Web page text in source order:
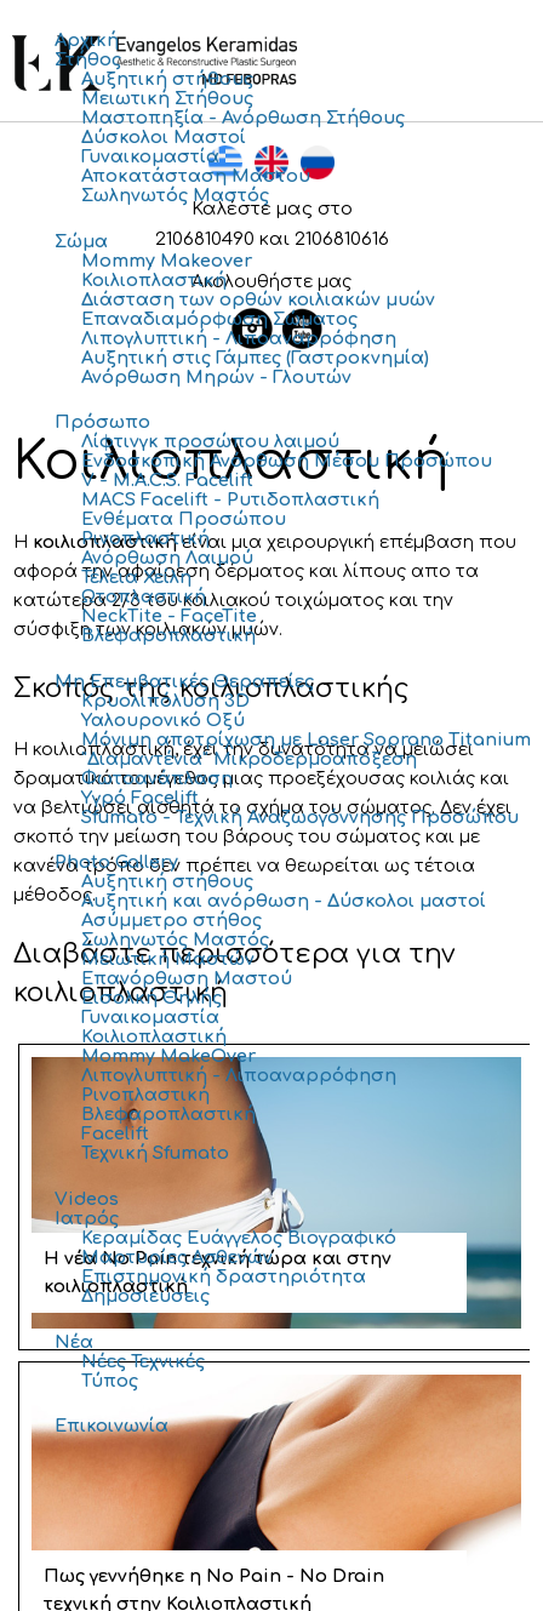
Αρχική
Στήθος
Αυξητική στήθους
Μειωτική Στήθους
Μαστοπηξία - Ανόρθωση Στήθους
Δύσκολοι Μαστοί
Γυναικομαστία
Αποκατάσταση Μαστού
Σωληνωτός Μαστός
Σώμα
Mommy Makeover
Κοιλιοπλαστική
Διάσταση των ορθών κοιλιακών μυών
Επαναδιαμόρφωση Σώματος
Λιπογλυπτική - Λιποαναρρόφηση
Αυξητική στις Γάμπες (Γαστροκνημία)
Ανόρθωση Μηρών - Γλουτών
Πρόσωπο
Λίφτινγκ προσώπου λαιμού
Ενδοσκοπική Ανόρθωση Μέσου Προσώπου
V - M.A.C.S. Facelift
MACS Facelift - Ρυτιδοπλαστική
Ενθέματα Προσώπου
Ρινοπλαστική
Ανόρθωση Λαιμού
Τέλεια Χείλη
Ωτοπλαστική
NeckTite - FaceTite
Βλεφαροπλαστική
Μη Επεμβατικές Θεραπείες
Κρυολιπόλυση 3D
Υαλουρονικό Οξύ
Μόνιμη αποτρίχωση με Laser Soprano Titanium
"Διαμαντένια" Μικροδερμοαπόξεση
Φωτοανάπλαση
Υγρό Facelift
Sfumato - Τεχνική Αναζωογόννησης Προσώπου
Photo Gallery
Αυξητική στήθους
Αυξητική και ανόρθωση - Δύσκολοι μαστοί
Ασύμμετρο στήθος
Σωληνωτός Μαστός
Μειωτική Μαστών
Επανόρθωση Μαστού
Εισολκή Θηλής
Γυναικομαστία
Κοιλιοπλαστική
Mommy MakeOver
Λιπογλυπτική - Λιποαναρρόφηση
Ρινοπλαστική
Βλεφαροπλαστική
Facelift
Τεχνική Sfumato
Videos
Ιατρός
Κεραμίδας Ευάγγελος Βιογραφικό
Μαρτυρίες Ασθενών
Επιστημονική δραστηριότητα
Δημοσιεύσεις
Νέα
Νέες Τεχνικές
Τύπος
Επικοινωνία
Καλέστε μας στο
2106810490 και 2106810616
Ακολουθήστε μας
Κοιλιοπλαστική
Η κοιλιοπλαστικήείναι μια χειρουργική επέμβαση που
αφορά την αφαίρεση δέρματος και λίπους απο τα
κατώτερα 2/3 του κοιλιακού τοιχώματος και την
σύσφιξη των κοιλιακών μυών.
Σκοπός της κοιλιοπλαστικής
Η κοιλιοπλαστική, έχει την δυνατότητα να μειώσει
δραματικά το μέγεθος μιας προεξέχουσας κοιλιάς και
να βελτιώσει αισθητά το σχήμα του σώματος. Δεν έχει
σκοπό την μείωση του βάρους του σώματος και με
κανένα τρόπο δεν πρέπει να θεωρείται ως τέτοια
μέθοδος.
Διαβάστε περισσότερα για την
κοιλιοπλαστική
Η νέα No Pain τεχνική τώρα και στην
κοιλιοπλαστική
Πως γεννήθηκε η No Pain - Νo Drain
τεχνική στην Κοιλιοπλαστική